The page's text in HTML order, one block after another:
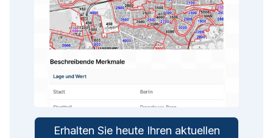
Erhalten Sie heute Ihren aktuellen